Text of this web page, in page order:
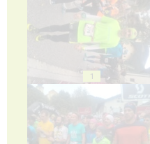
1